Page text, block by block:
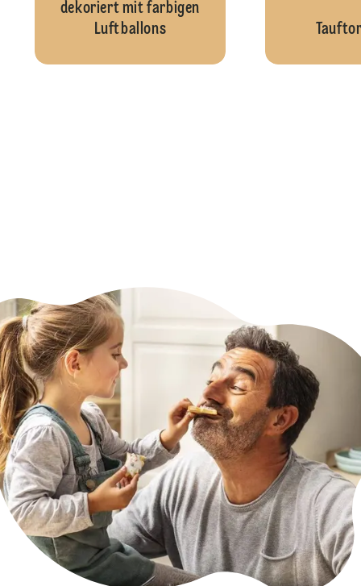
dekoriert mit farbigen
Luftballons